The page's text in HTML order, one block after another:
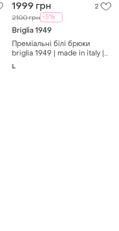
1999 грн 2
2100 грн -5%
Briglia 1949
Преміальні білі брюки
briglia 1949 | made in italy |
нові
L